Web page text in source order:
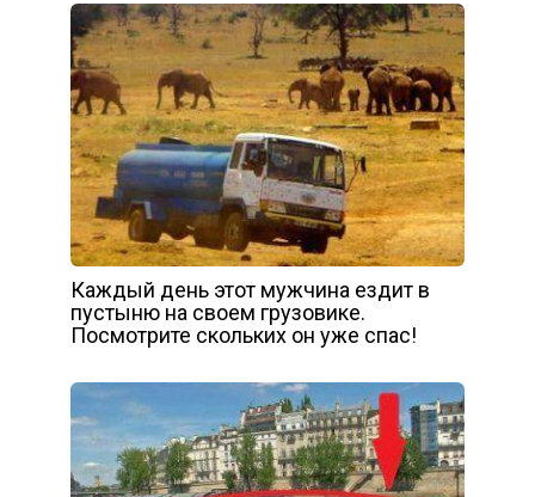
Каждый день этот мужчина ездит в
пустыню на своем грузовике.
Посмотрите скольких он уже спас!